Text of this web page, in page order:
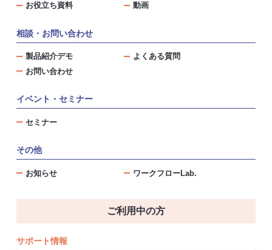
お役立ち資料
動画
相談・お問い合わせ
製品紹介デモ
よくある質問
お問い合わせ
イベント・セミナー
セミナー
その他
お知らせ ワークフローLab.
ご利用中の方
サポート情報